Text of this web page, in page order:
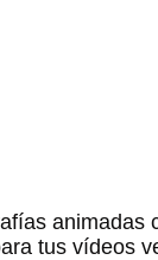
animadas
tus vídeos